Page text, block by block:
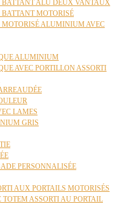
BATTANT ALU DEUX VANTAUX
MOTORISÉ
MOTORISÉ ALUMINIUM AVEC
ALUMINIUM
AVEC PORTILLON ASSORTI
LAMES
GRIS
PERSONNALISÉE
AUX PORTAILS MOTORISÉS
TOTEM ASSORTI AU PORTAIL